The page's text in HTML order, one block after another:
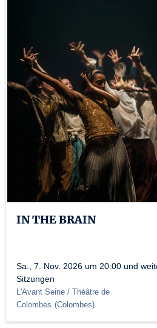
IN THE BRAIN
Sa., 7. Nov. 2026 um 20:00 und
Sitzungen
L'Avant Seine / Théâtre de
Colombes (Colombes)